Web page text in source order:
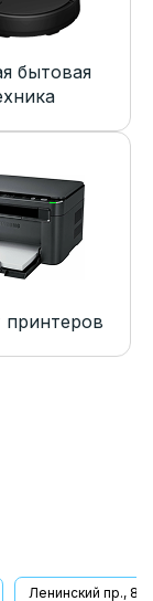
бытовая
принтеров
Ленинский пр., 8/1